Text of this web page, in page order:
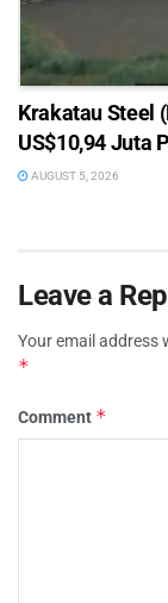
Krakatau Steel
US$10,94 Juta
AUGUST 5, 2026
Leave a
Your email address
*
Comment *